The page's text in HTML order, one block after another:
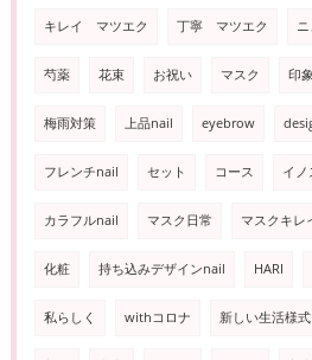
キレイ マツエク 丁寧 マツエク
芍薬 花束 お祝い マスク 印
梅雨対策 上品nail eyebrow
フレンチnail セット コース イ
カラフルnail マスク日常 マスクキレ
化粧 持ち込みデザインnail HARI
私らしく withコロナ 新しい生活様式